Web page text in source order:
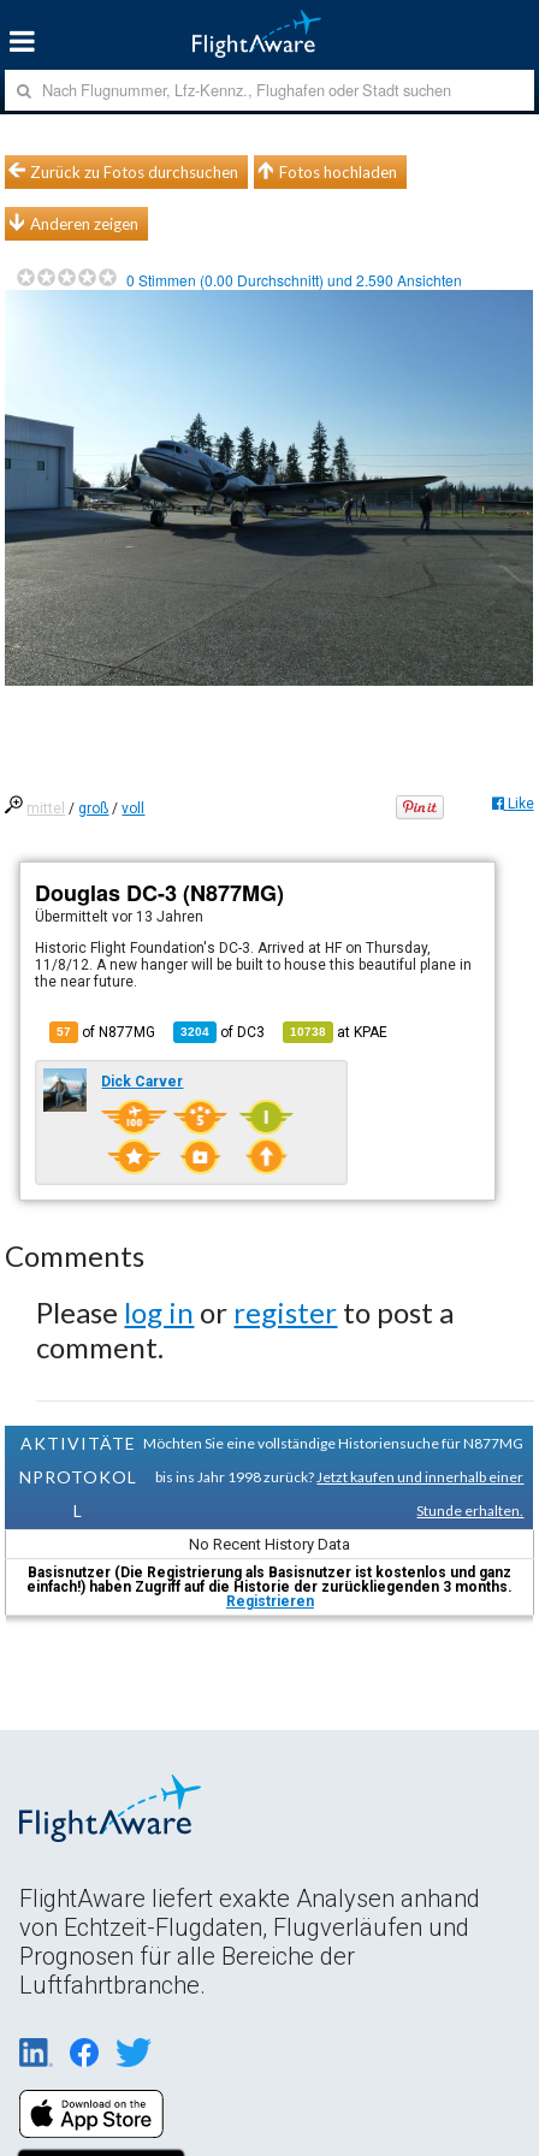
Zurück zu Fotos durchsuchen Fotos hochladen
Anderen zeigen
0 Stimmen (0.00 Durchschnitt) und2.590 Ansichten
mittel /groß /voll Like
Douglas DC-3 (N877MG)
Übermitteltvor 13 Jahren
Historic Flight Foundation's DC-3. Arrived at HF on Thursday,
11/8/12. A new hanger will be built to house this beautiful plane in
the near future.
57 of N877MG 3204 ofDC3 10738 atKPAE
Dick Carver
Comments
Please log in or register to post a
comment.
AKTIVITÄTE
NPROTOKOL
L
Möchten Sie eine vollständige Historiensuche für N877MG
bis ins Jahr 1998 zurück? Jetzt kaufen und innerhalb einer
Stunde erhalten.
No Recent History Data
Basisnutzer (Die Registrierung als Basisnutzer ist kostenlos und ganz
einfach!) haben Zugriff auf die Historie der zurückliegenden 3 months.
Registrieren
FlightAware liefert exakte Analysen anhand
von Echtzeit-Flugdaten, Flugverläufen und
Prognosen für alle Bereiche der
Luftfahrtbranche.